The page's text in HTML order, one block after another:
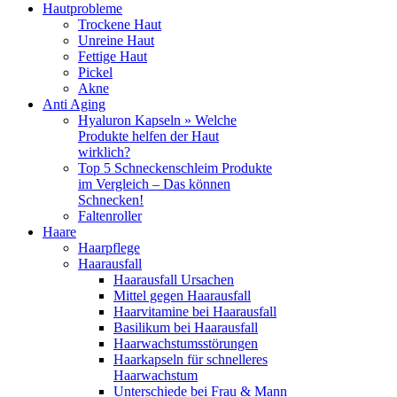
Hautprobleme
Trockene Haut
Unreine Haut
Fettige Haut
Pickel
Akne
Anti Aging
Hyaluron Kapseln » Welche
Produkte helfen der Haut
wirklich?
Top 5 Schneckenschleim Produkte
im Vergleich – Das können
Schnecken!
Faltenroller
Haare
Haarpflege
Haarausfall
Haarausfall Ursachen
Mittel gegen Haarausfall
Haarvitamine bei Haarausfall
Basilikum bei Haarausfall
Haarwachstumsstörungen
Haarkapseln für schnelleres
Haarwachstum
Unterschiede bei Frau & Mann